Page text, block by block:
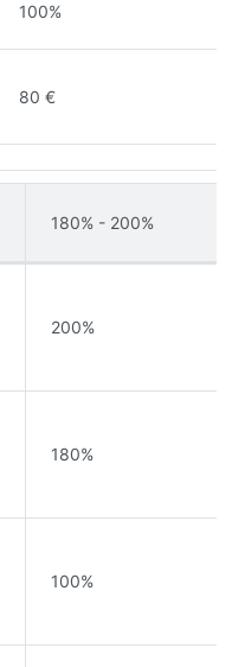
100%
80 €
180% - 200%
200%
180%
100%